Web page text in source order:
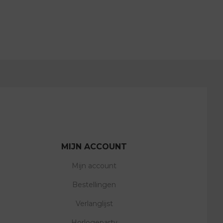
MIJN ACCOUNT
Mijn account
Bestellingen
Verlanglijst